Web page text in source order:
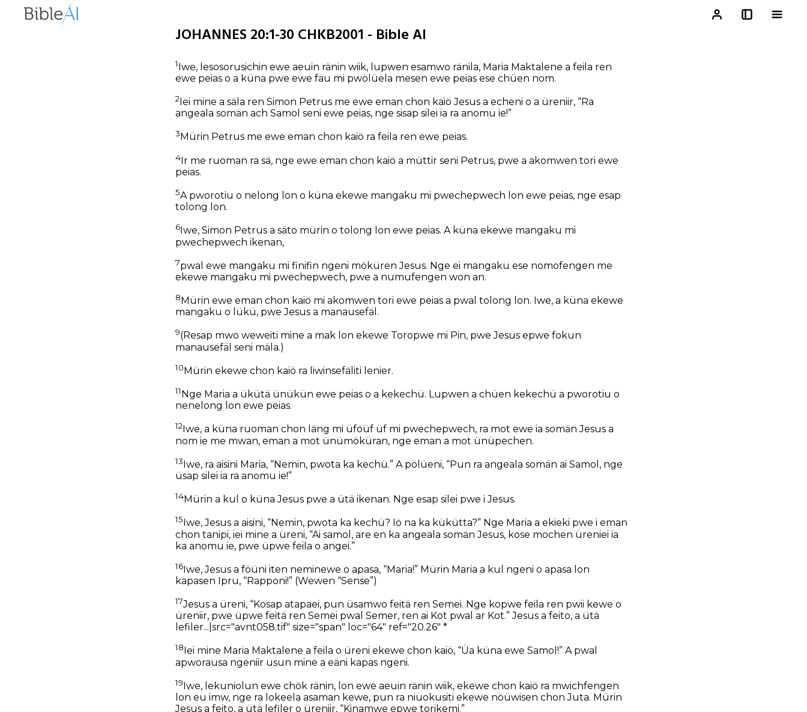
JOHANNES 20:1-30 CHKB2001 - Bible AI
1Iwe, lesosorusichin ewe aeuin ränin wiik, lupwen esamwo ränila, Maria Maktalene a feila ren
ewe peias o a küna pwe ewe fau mi pwölüela mesen ewe peias ese chüen nom.
2 Iei mine a säla ren Simon Petrus me ewe eman chon kaiö Jesus a echeni o a üreniir, “Ra
angeala somän ach Samol seni ewe peias, nge sisap silei ia ra anomu ie!”
3 Mürin Petrus me ewe eman chon kaiö ra feila ren ewe peias.
4Ir me ruoman ra sä, nge ewe eman chon kaiö a müttir seni Petrus, pwe a akomwen tori ewe
peias.
5A pworotiu o nelong lon o küna ekewe mangaku mi pwechepwech lon ewe peias, nge esap
tolong lon.
6 Iwe, Simon Petrus a säto mürin o tolong lon ewe peias. A küna ekewe mangaku mi
pwechepwech ikenan,
7pwal ewe mangaku mi finifin ngeni möküren Jesus. Nge ei mangaku ese nomofengen me
ekewe mangaku mi pwechepwech, pwe a numufengen won an.
8 Mürin ewe eman chon kaiö mi akomwen tori ewe peias a pwal tolong lon. Iwe, a küna ekewe
mangaku o lükü, pwe Jesus a manausefäl.
9(Resap mwo weweiti mine a mak lon ekewe Toropwe mi Pin, pwe Jesus epwe fokun
manausefäl seni mäla.)
10Mürin ekewe chon kaiö ra liwinsefäliti lenier.
11 Nge Maria a ükütä ünükün ewe peias o a kekechü. Lupwen a chüen kekechü a pworotiu o
nenelong lon ewe peias.
12 Iwe, a küna ruoman chon läng mi üföüf üf mi pwechepwech, ra mot ewe ia somän Jesus a
nom ie me mwan, eman a mot ünümöküran, nge eman a mot ünüpechen.
13Iwe, ra aisini Maria, “Nemin, pwota ka kechü.” A pölüeni, “Pun ra angeala somän ai Samol, nge
üsap silei ia ra anomu ie!”
14Mürin a kul o küna Jesus pwe a ütä ikenan. Nge esap silei pwe i Jesus.
15 Iwe, Jesus a aisini, “Nemin, pwota ka kechü? Iö na ka kükütta?” Nge Maria a ekieki pwe i eman
chon tanipi, iei mine a üreni, “Ai samol, are en ka angeala somän Jesus, kose mochen üreniei ia
ka anomu ie, pwe üpwe feila o angei.”
16Iwe, Jesus a föüni iten neminewe o apasa, “Maria!” Mürin Maria a kul ngeni o apasa lon
kapasen Ipru, “Rapponi!” (Wewen “Sense”)
17Jesus a üreni, “Kosap atapaei, pun üsamwo feitä ren Semei. Nge kopwe feila ren pwii kewe o
üreniir, pwe üpwe feitä ren Semei pwal Semer, ren ai Kot pwal ar Kot.” Jesus a feito, a ütä
lefiler...|src="avnt058.tif" size="span" loc="64" ref="20.26" *
18 Iei mine Maria Maktalene a feila o üreni ekewe chon kaiö, “Üa küna ewe Samol!” A pwal
apworausa ngeniir usun mine a eäni kapas ngeni.
19Iwe, lekuniolun ewe chök ränin, lon ewe aeuin ränin wiik, ekewe chon kaiö ra mwichfengen
lon eu imw, nge ra lokeela asaman kewe, pun ra niuokusiti ekewe nöüwisen chon Juta. Mürin
Jesus a feito, a ütä lefiler o üreniir, “Kinamwe epwe torikemi.”